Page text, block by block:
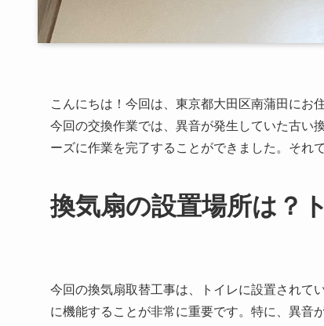
こんにちは！今回は、東京都大田区南蒲田にお
今回の交換作業では、異音が発生していた古い
ーズに作業を完了することができました。それ
換気扇の設置場所は？
今回の換気扇取替工事は、トイレに設置されて
に機能することが非常に重要です。特に、異音